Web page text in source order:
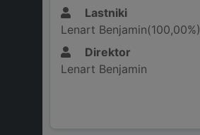
Lastniki
Lenart Benjamin(100,00%)
Direktor
Lenart Benjamin